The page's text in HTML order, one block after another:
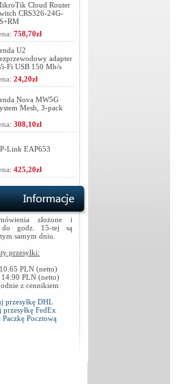
Cloud Router
CRS326-24G-
758,70zł
U2
adapter
Fi USB 150 Mb/s
24,20zł
Nova MW5G
Mesh, 3-pack
308,10zł
Link EAP653
425,20zł
złożone i
do godz. 15-tej są
samym dniu.
przesyłki:
PLN (netto)
14.90 PLN (netto)
z cennikiem
przesyłkę DHL
FedEx
Pocztową